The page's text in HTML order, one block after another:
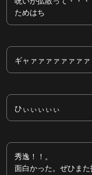
ためはち
ギャァァァァァァァ
ひぃぃぃぃぃ
秀逸！！。
面白かった。ぜひまた